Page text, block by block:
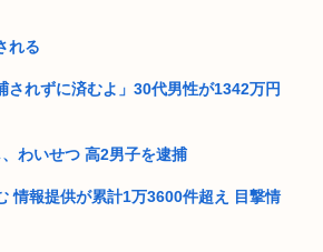
」→ 大阪地裁「14歳女性がありもしな
れる方法
れる
されずに済むよ」30代男性が1342万円
わいせつ 高2男子を逮捕
情報提供が累計1万3600件超え 目撃情